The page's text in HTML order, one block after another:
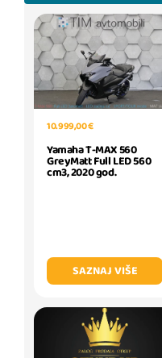
10.999,00 €
Yamaha T-MAX 560
GreyMatt Full LED 560
cm3, 2020 god.
SAZNAJ VIŠE